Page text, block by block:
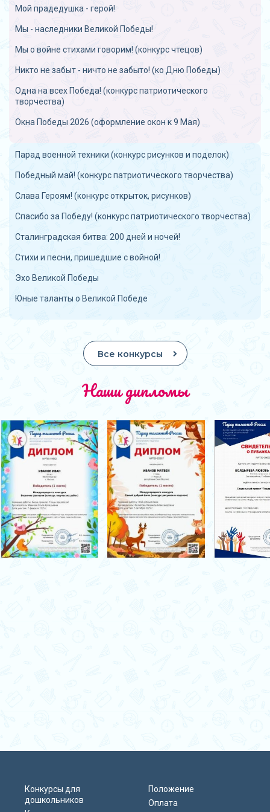
Мой прадедушка - герой!
Мы - наследники Великой Победы!
Мы о войне стихами говорим! (конкурс чтецов)
Никто не забыт - ничто не забыто! (ко Дню Победы)
Одна на всех Победа! (конкурс патриотического
творчества)
Окна Победы 2026 (оформление окон к 9 Мая)
Парад военной техники (конкурс рисунков и поделок)
Победный май! (конкурс патриотического творчества)
Слава Героям! (конкурс открыток, рисунков)
Спасибо за Победу! (конкурс патриотического творчества)
Сталинградская битва: 200 дней и ночей!
Стихи и песни, пришедшие с войной!
Эхо Великой Победы
Юные таланты о Великой Победе
Все конкурсы
Наши дипломы
Конкурсы для
дошкольников
Положение
Оплата